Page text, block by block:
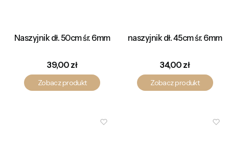
Naszyjnik dł. 50cm śr. 6mm
Cena
39,00 zł
Zobacz produkt
naszyjnik dł. 45cm śr. 6mm
Cena
34,00 zł
Zobacz produkt